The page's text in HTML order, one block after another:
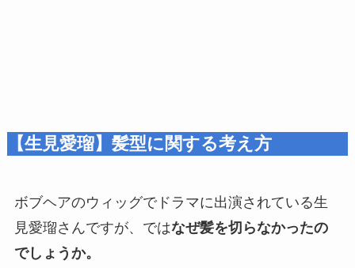
【生見愛瑠】髪型に関する考え方
ボブヘアのウィッグでドラマに出演されている生
見愛瑠さんですが、ではなぜ髪を切らなかったの
でしょうか。